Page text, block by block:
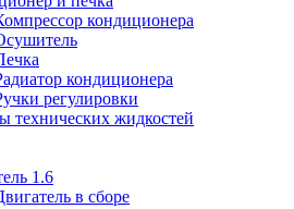
кондиционера
кондиционера
регулировки
технических жидкостей
1.6
в сборе